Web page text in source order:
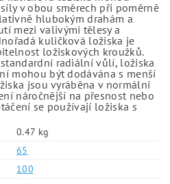
v obou směrech při poměrně
hlubokým drahám a
mezi valivými tělesy a
kuličková ložiska je
ložiskových kroužků.
radiální vůlí, ložiska
mohou být dodávána s menší
jsou vyráběna v normální
náročnější na přesnost nebo
se používají ložiska s
0.47 kg
65
100